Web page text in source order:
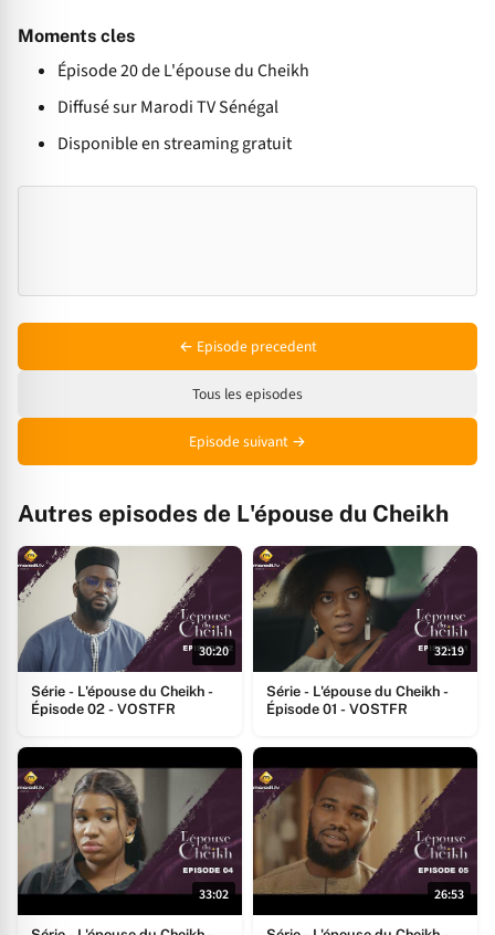
Moments cles
Épisode 20 de L'épouse du Cheikh
Diffusé sur Marodi TV Sénégal
Disponible en streaming gratuit
← Episode precedent
Tous les episodes
Episode suivant →
Autres episodes de L'épouse du Cheikh
30:20
Série - L'épouse du Cheikh -
Épisode 02 - VOSTFR
32:19
Série - L'épouse du Cheikh -
Épisode 01 - VOSTFR
33:02 26:53